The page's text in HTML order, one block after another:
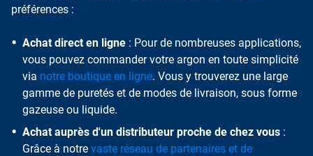
préférences :
Achat direct en ligne : Pour de nombreuses applications,
vous pouvez commander votre argon en toute simplicité
via notre boutique en ligne. Vous y trouverez une large
gamme de puretés et de modes de livraison, sous forme
gazeuse ou liquide.
Achat auprès d'un distributeur proche de chez vous :
Grâce à notre vaste réseau de partenaires et de